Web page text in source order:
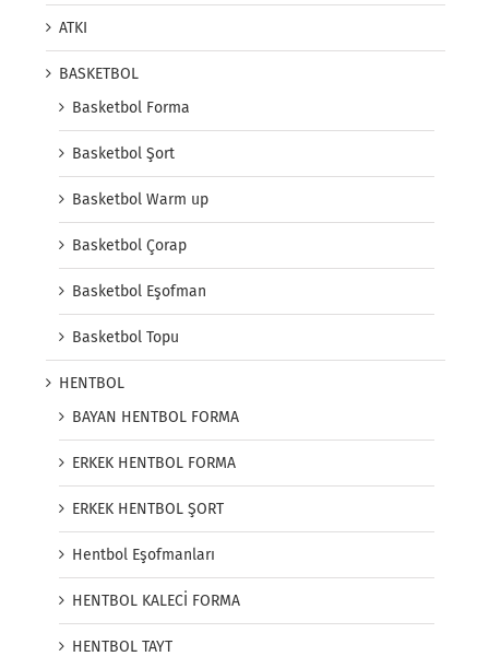
ATKI
BASKETBOL
Basketbol Forma
Basketbol Şort
Basketbol Warm up
Basketbol Çorap
Basketbol Eşofman
Basketbol Topu
HENTBOL
BAYAN HENTBOL FORMA
ERKEK HENTBOL FORMA
ERKEK HENTBOL ŞORT
Hentbol Eşofmanları
HENTBOL KALECİ FORMA
HENTBOL TAYT